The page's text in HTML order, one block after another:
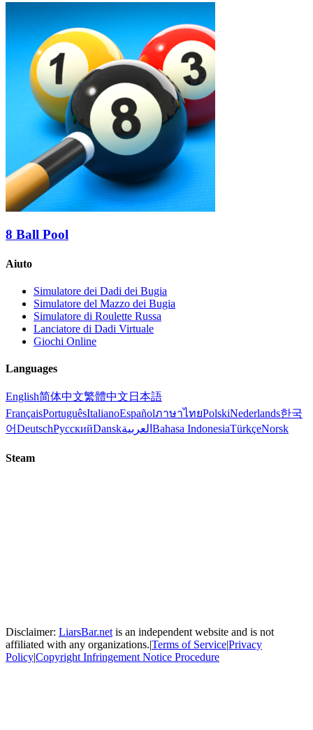
8 Ball Pool
Aiuto
Simulatore dei Dadi dei Bugia
Simulatore del Mazzo dei Bugia
Simulatore di Roulette Russa
Lanciatore di Dadi Virtuale
Giochi Online
Languages
English简体中文繁體中文 日本語
FrançaisPortuguêsItalianoEspañolภาษาไทยPolskiNederlands한국
어DeutschРусскийDanskالعربية Bahasa IndonesiaTürkçeNorsk
Steam
Disclaimer: LiarsBar.net is an independent website and is not
affiliated with any organizations.|Terms of Service|Privacy
Policy|Copyright Infringement Notice Procedure